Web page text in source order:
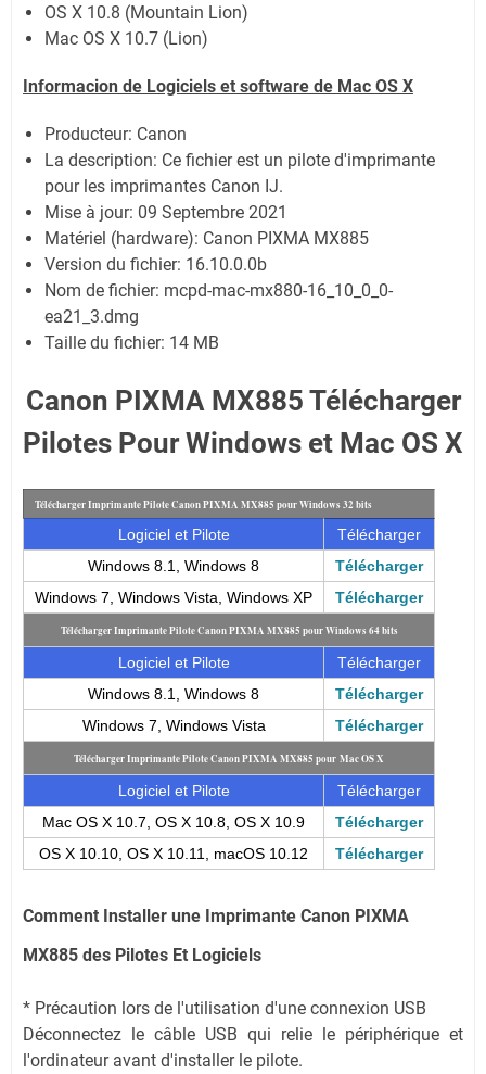
OS X 10.8 (Mountain Lion)
Mac OS X 10.7 (Lion)
Informacion de Logiciels et software de Mac OS X
Producteur: Canon
La description: Ce fichier est un pilote d'imprimante
pour les imprimantes Canon IJ.
Mise à jour: 09 Septembre 2021
Matériel (hardware): Canon PIXMA MX885
Version du fichier: 16.10.0.0b
Nom de fichier: mcpd-mac-mx880-16_10_0_0-
ea21_3.dmg
Taille du fichier: 14 MB
Canon PIXMA MX885 Télécharger
Pilotes Pour Windows et Mac OS X
Télécharger Imprimante Pilote Canon PIXMA MX885 pour Windows 32 bits
Logiciel et Pilote
Télécharger
Windows 8.1, Windows 8
Télécharger
Windows 7, Windows Vista, Windows XP
Télécharger
Télécharger Imprimante Pilote Canon PIXMA MX885 pour Windows 64 bits
Logiciel et Pilote
Télécharger
Windows 8.1, Windows 8
Télécharger
Windows 7, Windows Vista
Télécharger
Télécharger Imprimante Pilote Canon PIXMA MX885 pour Mac OS X
Logiciel et Pilote
Télécharger
Mac OS X 10.7, OS X 10.8, OS X 10.9
Télécharger
OS X 10.10, OS X 10.11, macOS 10.12
Télécharger
Comment Installer une Imprimante Canon PIXMA
MX885 des Pilotes Et Logiciels
* Précaution lors de l'utilisation d'une connexion USB
Déconnectez le câble USB qui relie le périphérique et
l'ordinateur avant d'installer le pilote.